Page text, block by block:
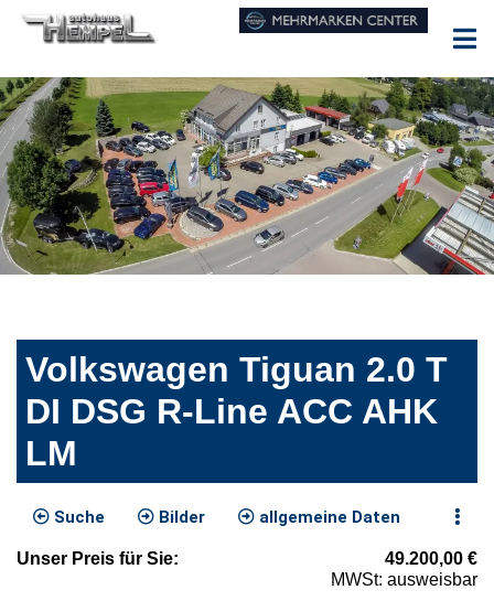
Volkswagen Tiguan 2.0 T
DI DSG R-Line ACC AHK
LM
Suche Bilder allgemeine Daten
Unser Preis für Sie: 49.200,00 €
MWSt: ausweisbar